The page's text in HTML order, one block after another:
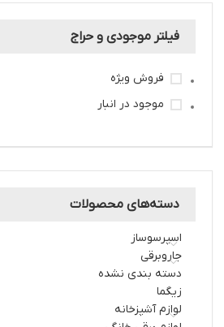
فیلتر موجودی و حراج
فروش ویژه
موجود در انبار
دسته‌های محصولات
اسپرسوساز
جاروبرقی
دسته بندی نشده
زیگما
لوازم آشپزخانه